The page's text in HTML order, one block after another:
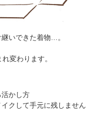
いできた着物…。
変わります。
かし方
クして手元に残しません